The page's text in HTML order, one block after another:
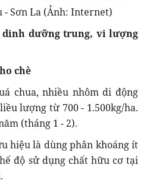
- Sơn La (Ảnh: Internet)
dinh dưỡng trung, vi lượng
chè
chua, nhiều nhôm di động
lượng từ 700 - 1.500kg/ha.
(tháng 1 - 2).
hiệu là dùng phân khoáng ít
độ sử dụng chất hữu cơ tại